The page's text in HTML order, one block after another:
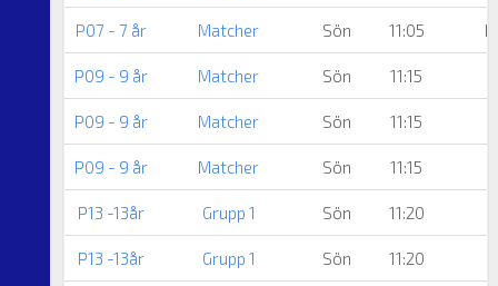
P07 - 7 år Matcher Sön 11:05
P09 - 9 år Matcher Sön 11:15
P09 - 9 år Matcher Sön 11:15
P09 - 9 år Matcher Sön 11:15
P13 -13år Grupp 1 Sön 11:20
P13 -13år Grupp 1 Sön 11:20